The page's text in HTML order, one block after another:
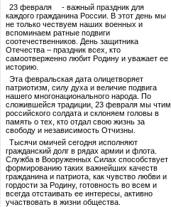
23 февраля - важный праздник для
каждого гражданина России. В этот день мы
не только чествуем наших военных и
вспоминаем ратные подвиги
соотечественников. День защитника
Отечества – праздник всех, кто
самоотверженно любит Родину и уважает ее
историю.
Эта февральская дата олицетворяет
патриотизм, силу духа и величие подвига
нашего многонационального народа. По
сложившейся традиции, 23 февраля мы чтим
российского солдата и склоняем головы в
память о тех, кто отдал свою жизнь за
свободу и независимость Отчизны.
Тысячи омичей сегодня исполняют
гражданский долг в рядах армии и флота.
Служба в Вооруженных Силах способствует
формированию таких важнейших качеств
гражданина и патриота, как чувство любви и
гордости за Родину, готовность во всем и
всегда отстаивать ее интересы, активно
участвовать в жизни общества.